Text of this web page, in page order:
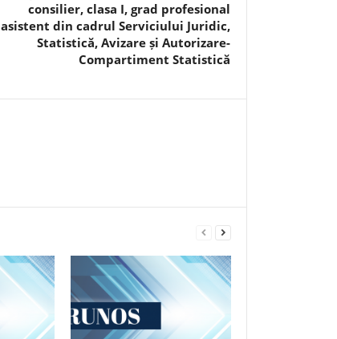
consilier, clasa I, grad profesional
asistent din cadrul Serviciului Juridic,
Statistică, Avizare și Autorizare-
Compartiment Statistică